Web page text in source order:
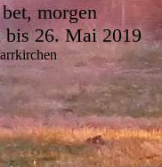
morgen
26. Mai 2019